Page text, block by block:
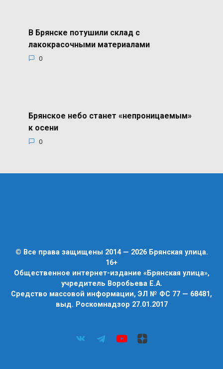
В Брянске потушили склад с
лакокрасочными материалами
0
Брянское небо станет «непроницаемым»
к осени
0
© Все права защищены 2014 — 2026 Брянская улица.
16+
Общественное интернет-издание «Брянская улица»,
учредитель Воробьева Е.А.
Средство массовой информации, ЭЛ № ФС 77 — 68481,
выд. Роскомнадзор 27.01.2017